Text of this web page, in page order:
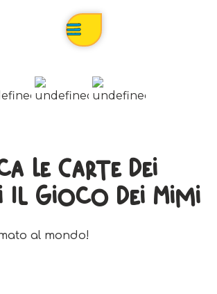
Le Carte Dei
Il Gioco Dei Mimi
al mondo!